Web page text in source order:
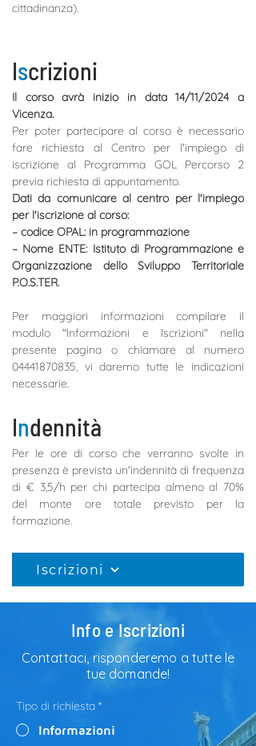
cittadinanza).
Iscrizioni
Il corso avrà inizio in data 14/11/2024 a
Vicenza.
Per poter partecipare al corso è necessario
fare richiesta al Centro per l'impiego di
iscrizione al Programma GOL Percorso 2
previa richiesta di appuntamento.
Dati da comunicare al centro per l'impiego
per l'iscrizione al corso:
– codice OPAL: in programmazione
– Nome ENTE: Istituto di Programmazione e
Organizzazione dello Sviluppo Territoriale
P.O.S.TER.
Per maggiori informazioni compilare il
modulo "Informazioni e Iscrizioni" nella
presente pagina o chiamare al numero
04441870835, vi daremo tutte le indicazioni
necessarie.
Indennità
Per le ore di corso che verranno svolte in
presenza è prevista un'indennità di frequenza
di € 3,5/h per chi partecipa almeno al 70%
del monte ore totale previsto per la
formazione.
CHIUDI
Iscrizioni
Info e Iscrizioni
Contattaci, risponderemo a tutte le
tue domande!
Tipo di richiesta *
Informazioni